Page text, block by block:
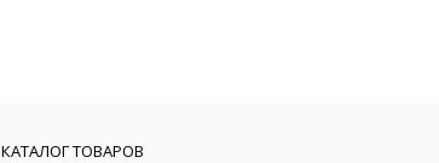
КАТАЛОГ ТОВАРОВ